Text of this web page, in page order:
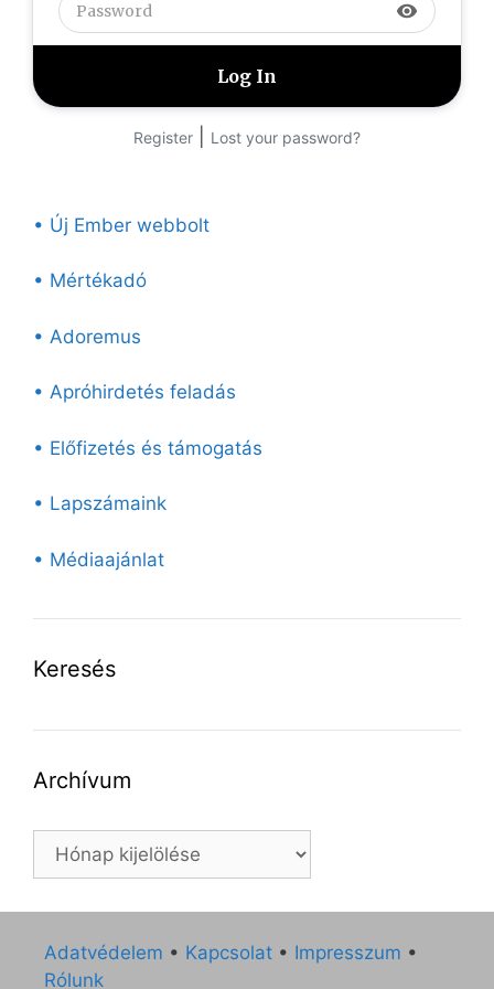
visibility
Register Lost your password?
• Új Ember webbolt
• Mértékadó
• Adoremus
• Apróhirdetés feladás
• Előfizetés és támogatás
• Lapszámaink
• Médiaajánlat
Keresés
Archívum
Archívum
Adatvédelem • Kapcsolat • Impresszum •
Rólunk